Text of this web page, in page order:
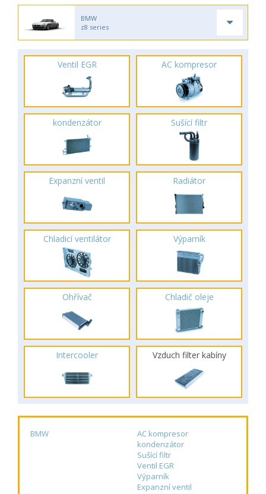
BMW
z8 series
Ventil EGR AC kompresor
kondenzátor Sušící filtr
Expanzní ventil Radiátor
Chladicí ventilátor Výparník
Ohřívač Chladič oleje
Intercooler Vzduch filter kabíny
BMW
AC kompresor
kondenzátor
Sušící filtr
Ventil EGR
Výparník
Expanzní ventil